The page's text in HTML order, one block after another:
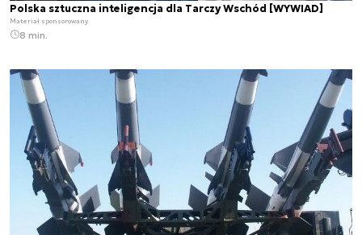
Polska sztuczna inteligencja dla Tarczy Wschód [WYWIAD]
Materiał sponsorowany
8 min.